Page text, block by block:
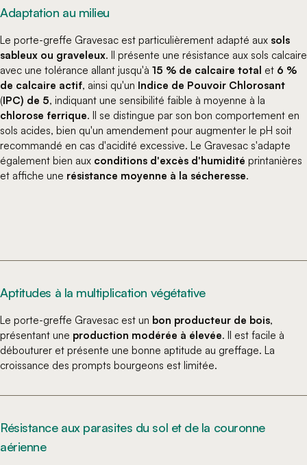
Adaptation au milieu
Le porte-greffe Gravesac est particulièrement adapté aux sols
sableux ou graveleux. Il présente une résistance aux sols calcaire
avec une tolérance allant jusqu'à 15 % de calcaire total et 6 %
de calcaire actif, ainsi qu'un Indice de Pouvoir Chlorosant
(IPC) de 5, indiquant une sensibilité faible à moyenne à la
chlorose ferrique. Il se distingue par son bon comportement en
sols acides, bien qu'un amendement pour augmenter le pH soit
recommandé en cas d'acidité excessive. Le Gravesac s'adapte
également bien aux conditions d'excès d'humidité printanières
et affiche une résistance moyenne à la sécheresse.
Aptitudes à la multiplication végétative
Le porte-greffe Gravesac est un bon producteur de bois,
présentant une production modérée à élevée. Il est facile à
débouturer et présente une bonne aptitude au greffage. La
croissance des prompts bourgeons est limitée.
Résistance aux parasites du sol et de la couronne
aérienne